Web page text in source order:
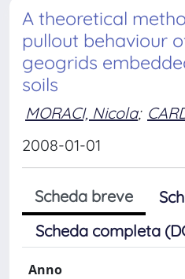
A theoretical
pullout behaviour
geogrids
soils
MORACI, Nicola;
2008-01-01
Scheda breve
Scheda completa
Anno